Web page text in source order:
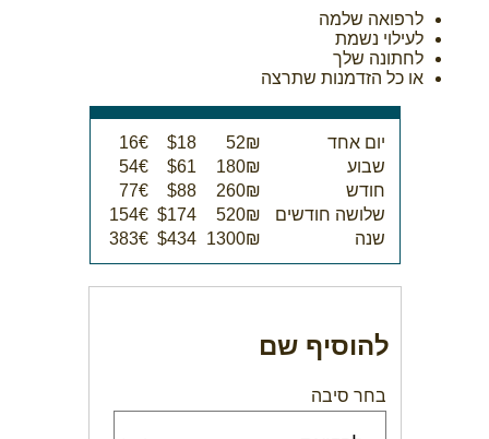
לרפואה שלמה
לעילוי נשמת
לחתונה שלך
או כל הזדמנות שתרצה
יום אחד 52₪
$18
16€
שבוע
180₪
$61
54€
חודש
260₪
$88
77€
שלושה חודשים
520₪
$174
154€
שנה
1300₪
$434
383€
להוסיף שם
בחר סיבה